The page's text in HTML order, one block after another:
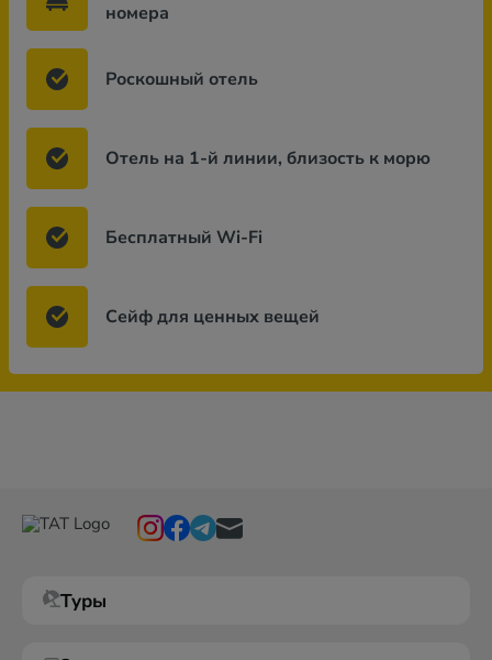
номера
Роскошный отель
Отель на 1-й линии, близость к морю
Бесплатный Wi-Fi
Сейф для ценных вещей
Туры